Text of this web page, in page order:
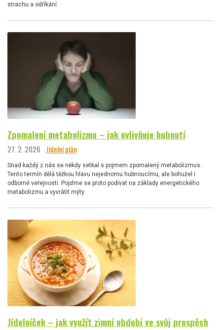
strachu a odříkání.
Zpomalení metabolizmu – jak ovlivňuje hubnutí
27. 2. 2026 Jídelní plán
Snad každý z nás se někdy setkal s pojmem zpomalený metabolizmus.
Tento termín dělá těžkou hlavu nejednomu hubnoucímu, ale bohužel i
odborné veřejnosti. Pojďme se proto podívat na základy energetického
metabolizmu a vyvrátit mýty.
Jídelníček – jak využít zimní období ve svůj prospěch